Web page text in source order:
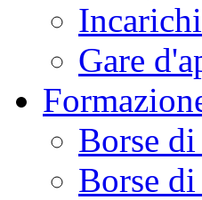
Gare
Borse
Borse